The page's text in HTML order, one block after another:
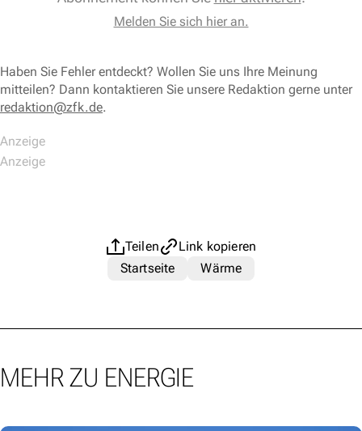
Melden Sie sich hier an.
Haben Sie Fehler entdeckt? Wollen Sie uns Ihre Meinung
mitteilen? Dann kontaktieren Sie unsere Redaktion gerne unter
redaktion@zfk.de.
Teilen
Link kopieren
Startseite
Wärme
MEHR ZU ENERGIE